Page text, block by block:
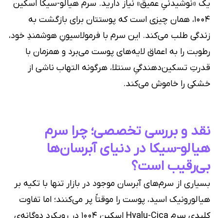
یک «نوشیدنیِ عمیق» نیاز دارید. سرم هیالو-سیکا اسکین
۱۰۰۴، همان چیزی است که پوستتان برای بازگشت به
زندگی طلب می‌کند. این سرم با فرمولاسیونِ هوشمندِ خود،
رطوبت را به اعماق لایه‌های پوست می‌برد و همزمان با
قدرتِ تسکین‌دهندگیِ سنتلا، هرگونه التهاب ناشی از
خشکی را خاموش می‌کند.
نقد و بررسی تخصصی؛ چرا سرم
هیالو-سیکا در دنیای آبرسان‌ها
بی‌رقیب است؟
بسیاری از سرم‌های آبرسان موجود در بازار تنها با تکیه بر
هیالورونیک اسید، پوست را موقتاً پر می‌کنند؛ اما تفاوت